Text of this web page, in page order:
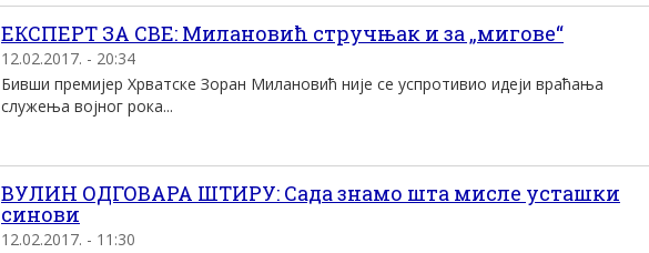
ЕКСПЕРТ ЗА СВЕ: Милановић стручњак и за „мигове“
12.02.2017. - 20:34
Бивши премијер Хрватске Зоран Милановић није се успротивио идеји враћања
служења војног рока...
ВУЛИН ОДГОВАРА ШТИРУ: Сада знамо шта мисле усташки
синови
12.02.2017. - 11:30